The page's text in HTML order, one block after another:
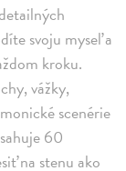
svoju myseľ a
kroku.
vážky,
scenérie
60
na stenu ako